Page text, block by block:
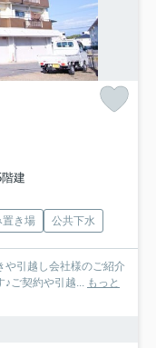
建
置き場 公共下水
や引越し会社様のご紹介
♪ご契約や引越... もっと